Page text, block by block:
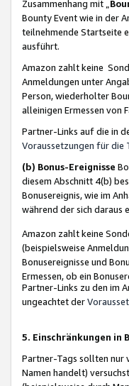
Zusammenhang mit „
Bounty Event wie in der
teilnehmende Startseite
ausführt.
Amazon zahlt keine
Anmeldungen unter
Person, wiederholter
alleinigen Ermessen von
Partner-Links auf die in
Voraussetzungen für die
(b) Bonus-Ereignisse
diesem Abschnitt 4(b)
Bonusereignis, wie im
während der sich daraus
Amazon zahlt keine
(beispielsweise
Bonusereignisse und
Ermessen, ob ein
Partner-Links zu den im
ungeachtet der
5. Einschränkungen in
Partner-Tags sollten nur
Namen handelt)